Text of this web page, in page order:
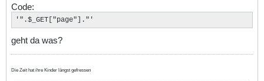
Code:
'".$_GET["page"]."'
geht da was?
Die Zeit hat ihre Kinder längst gefressen